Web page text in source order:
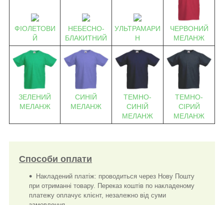
ФІОЛЕТОВИ
Й
НЕБЕСНО-
БЛАКИТНИЙ
УЛЬТРАМАРИ
Н
ЧЕРВОНИЙ
МЕЛАНЖ
ЗЕЛЕНИЙ
МЕЛАНЖ
СИНІЙ
МЕЛАНЖ
ТЕМНО-
СИНІЙ
МЕЛАНЖ
ТЕМНО-
СІРИЙ
МЕЛАНЖ
Способи оплати
Накладений платіж: проводиться через Нову Пошту
при отриманні товару. Переказ коштів по накладеному
платежу оплачує клієнт, незалежно від суми